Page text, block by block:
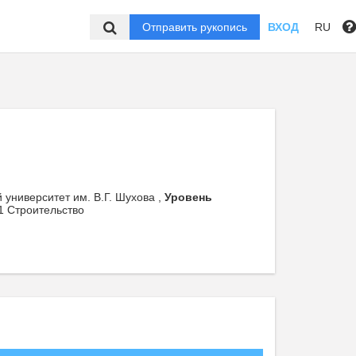
Отправить рукопись ВХОД RU
университет им. В.Г. Шухова , Уровень
Строительство